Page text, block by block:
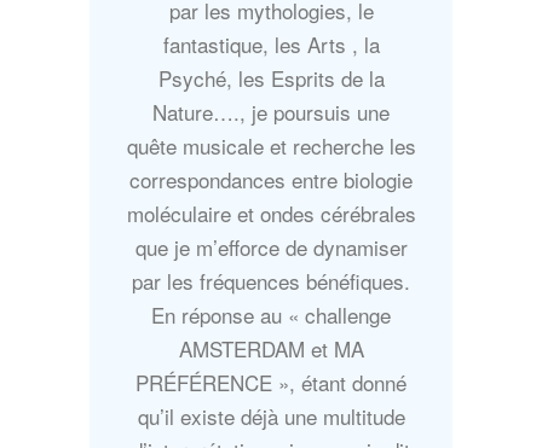
par les mythologies, le
fantastique, les Arts , la
Psyché, les Esprits de la
Nature…., je poursuis une
quête musicale et recherche les
correspondances entre biologie
moléculaire et ondes cérébrales
que je m’efforce de dynamiser
par les fréquences bénéfiques.
En réponse au « challenge
AMSTERDAM et MA
PRÉFÉRENCE », étant donné
qu’il existe déjà une multitude